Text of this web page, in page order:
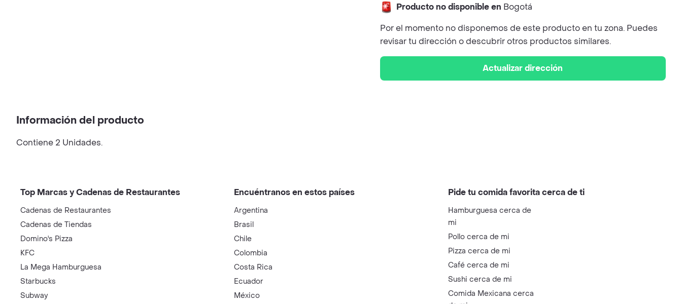
Producto no disponible en Bogotá
Por el momento no disponemos de este producto en tu zona. Puedes
revisar tu dirección o descubrir otros productos similares.
Actualizar dirección
Información del producto
Contiene 2 Unidades.
Top Marcas y Cadenas de Restaurantes
Cadenas de Restaurantes
Cadenas de Tiendas
Domino's Pizza
KFC
La Mega Hamburguesa
Starbucks
Subway
Encuéntranos en estos países
Argentina
Brasil
Chile
Colombia
Costa Rica
Ecuador
México
Pide tu comida favorita cerca de ti
Hamburguesa cerca de
mi
Pollo cerca de mi
Pizza cerca de mi
Café cerca de mi
Sushi cerca de mi
Comida Mexicana cerca